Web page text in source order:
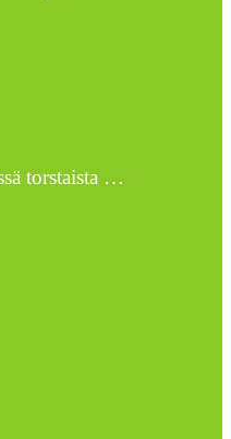
torstaista …